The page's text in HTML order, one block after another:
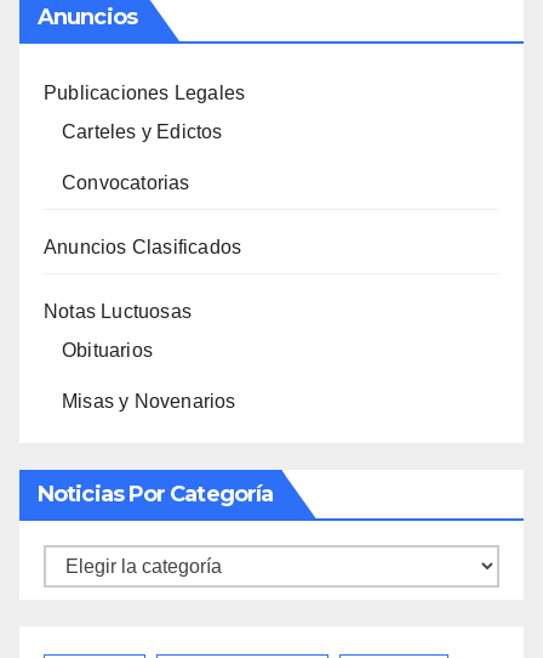
Anuncios
Publicaciones Legales
Carteles y Edictos
Convocatorias
Anuncios Clasificados
Notas Luctuosas
Obituarios
Misas y Novenarios
Noticias Por Categoría
Noticias